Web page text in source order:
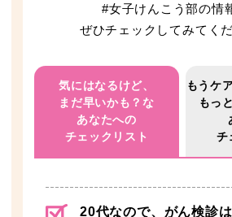
#女子けんこう部の情
ぜひチェックしてみてくだ
気にはなるけど、
まだ早いかも？な
あなたへの
チェックリスト
もうケ
もっ
チ
20代なので、がん検診